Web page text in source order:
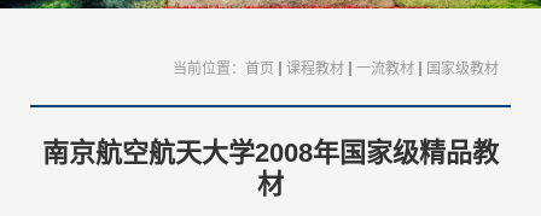
当前位置： 首页 课程教材 一流教材 国家级教材
南京航空航天大学2008年国家级精品教
材